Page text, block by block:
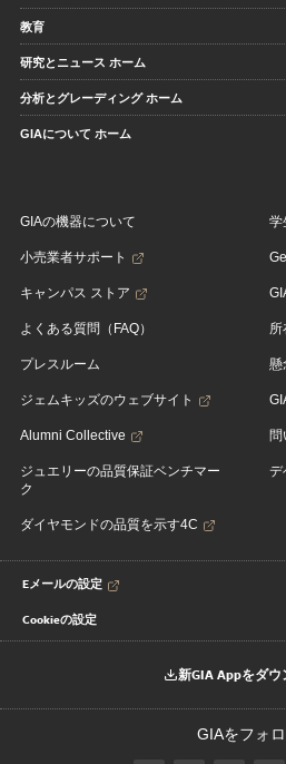
教育
研究とニュース ホーム
分析とグレーディング ホーム
GIAについて ホーム
GIAの機器について
小売業者サポート
キャンパス ストア
よくある質問（FAQ）
プレスルーム
ジェムキッズのウェブサイト
Alumni Collective
ジュエリーの品質保証ベンチマー
ク
ダイヤモンドの品質を示す4C
学
所
懸
問
デ
Eメールの設定
Cookieの設定
新GIA Appをダウ
GIAをフォ